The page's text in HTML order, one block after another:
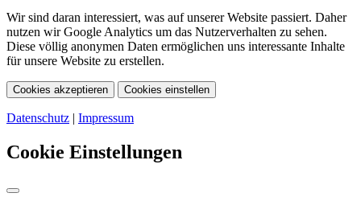
Wir sind daran interessiert, was auf unserer Website passiert. Daher
nutzen wir Google Analytics um das Nutzerverhalten zu sehen.
Diese völlig anonymen Daten ermöglichen uns interessante Inhalte
für unsere Website zu erstellen.
Cookies akzeptieren Cookies einstellen
Datenschutz | Impressum
Cookie Einstellungen